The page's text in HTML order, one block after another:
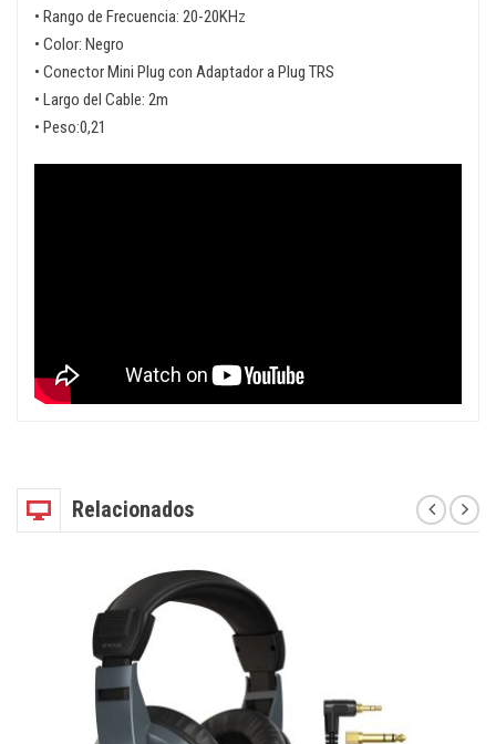
• Rango de Frecuencia: 20-20KHz
• Color: Negro
• Conector Mini Plug con Adaptador a Plug TRS
• Largo del Cable: 2m
• Peso:0,21
Relacionados